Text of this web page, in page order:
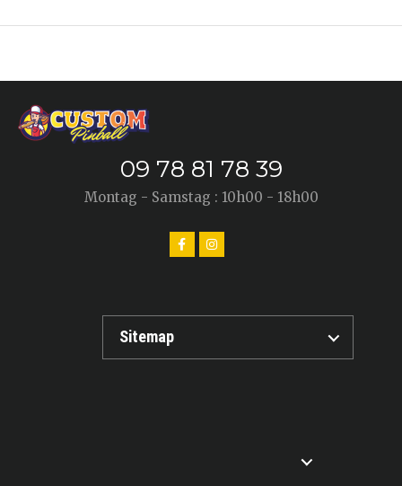
09 78 81 78 39
Montag - Samstag : 10h00 - 18h00
Sitemap